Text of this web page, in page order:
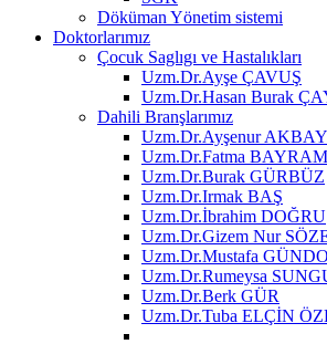
Döküman Yönetim sistemi
Doktorlarımız
Çocuk Saglıgı ve Hastalıkları
Uzm.Dr.Ayşe ÇAVUŞ
Uzm.Dr.Hasan Burak
Dahili Branşlarımız
Uzm.Dr.Ayşenur AKBAY
Uzm.Dr.Fatma BAYRAM
Uzm.Dr.Burak GÜRBÜZ
Uzm.Dr.Irmak BAŞ
Uzm.Dr.İbrahim DOĞRU
Uzm.Dr.Gizem Nur
Uzm.Dr.Mustafa
Uzm.Dr.Rumeysa
Uzm.Dr.Berk GÜR
Uzm.Dr.Tuba ELÇİN